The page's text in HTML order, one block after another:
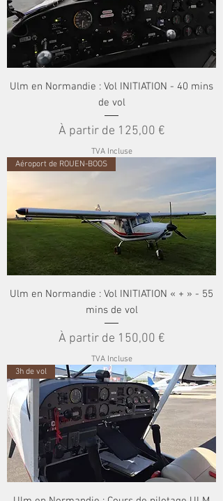
Ulm en Normandie : Vol INITIATION - 40 mins
de vol
À partir de 125,00 €
Prix promotionnel
TVA Incluse
Aéroport de ROUEN-BOOS
Ulm en Normandie : Vol INITIATION « + » - 55
mins de vol
À partir de 150,00 €
Prix promotionnel
TVA Incluse
3h de vol